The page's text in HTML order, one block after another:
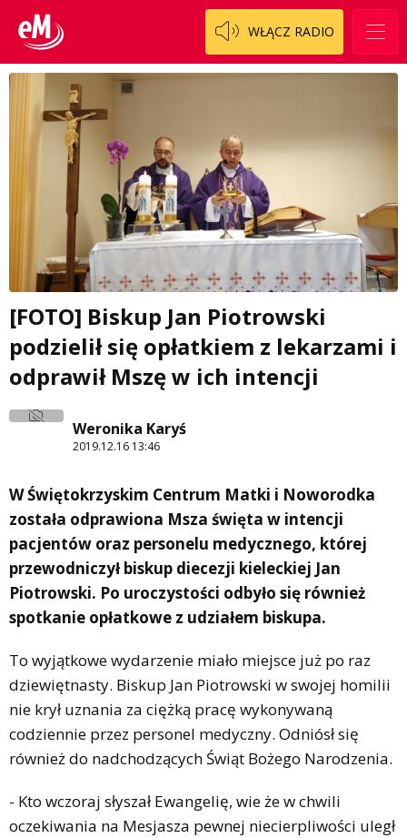
WŁĄCZ RADIO
[FOTO] Biskup Jan Piotrowski
podzielił się opłatkiem z lekarzami i
odprawił Mszę w ich intencji
Weronika Karyś
2019.12.16 13:46
W Świętokrzyskim Centrum Matki i Noworodka
została odprawiona Msza święta w intencji
pacjentów oraz personelu medycznego, której
przewodniczył biskup diecezji kieleckiej Jan
Piotrowski. Po uroczystości odbyło się również
spotkanie opłatkowe z udziałem biskupa.
To wyjątkowe wydarzenie miało miejsce już po raz
dziewiętnasty. Biskup Jan Piotrowski w swojej homilii
nie krył uznania za ciężką pracę wykonywaną
codziennie przez personel medyczny. Odniósł się
również do nadchodzących Świąt Bożego Narodzenia.
- Kto wczoraj słyszał Ewangelię, wie że w chwili
oczekiwania na Mesjasza pewnej niecierpliwości uległ